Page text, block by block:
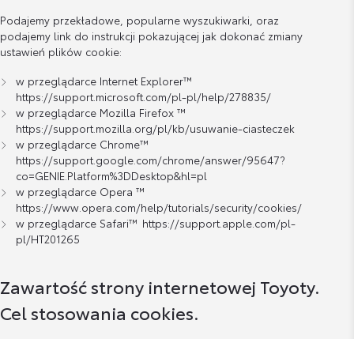
Podajemy przekładowe, popularne wyszukiwarki, oraz
podajemy link do instrukcji pokazującej jak dokonać zmiany
ustawień plików cookie:
w przeglądarce Internet Explorer™
https://support.microsoft.com/pl-pl/help/278835/
w przeglądarce Mozilla Firefox ™
https://support.mozilla.org/pl/kb/usuwanie-ciasteczek
w przeglądarce Chrome™
https://support.google.com/chrome/answer/95647?
co=GENIE.Platform%3DDesktop&hl=pl
w przeglądarce Opera ™
https://www.opera.com/help/tutorials/security/cookies/
w przeglądarce Safari™ https://support.apple.com/pl-
pl/HT201265
Zawartość strony internetowej Toyoty.
Cel stosowania cookies.